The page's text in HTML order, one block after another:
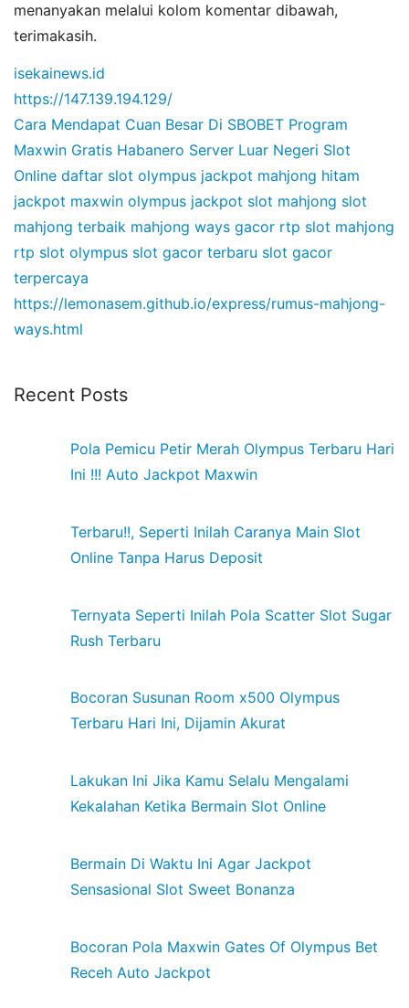
menanyakan melalui kolom komentar dibawah,
terimakasih.
isekainews.id
https://147.139.194.129/
Cara Mendapat Cuan Besar Di SBOBET Program
Maxwin Gratis Habanero Server Luar Negeri Slot
Online daftar slot olympus jackpot mahjong hitam
jackpot maxwin olympus jackpot slot mahjong slot
mahjong terbaik mahjong ways gacor rtp slot mahjong
rtp slot olympus slot gacor terbaru slot gacor
terpercaya
https://lemonasem.github.io/express/rumus-mahjong-
ways.html
Recent Posts
Pola Pemicu Petir Merah Olympus Terbaru Hari
Ini !!! Auto Jackpot Maxwin
Terbaru!!, Seperti Inilah Caranya Main Slot
Online Tanpa Harus Deposit
Ternyata Seperti Inilah Pola Scatter Slot Sugar
Rush Terbaru
Bocoran Susunan Room x500 Olympus
Terbaru Hari Ini, Dijamin Akurat
Lakukan Ini Jika Kamu Selalu Mengalami
Kekalahan Ketika Bermain Slot Online
Bermain Di Waktu Ini Agar Jackpot
Sensasional Slot Sweet Bonanza
Bocoran Pola Maxwin Gates Of Olympus Bet
Receh Auto Jackpot